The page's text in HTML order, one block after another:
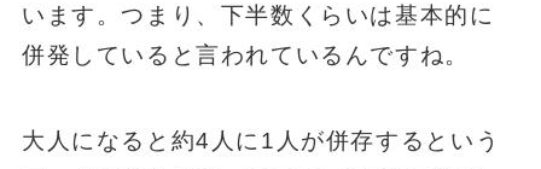
います。つまり、下半数くらいは基本的に
併発していると言われているんですね。
大人になると約4人に1人が併存するという